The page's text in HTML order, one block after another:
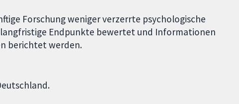
Forschung weniger verzerrte psychologische
Endpunkte bewertet und Informationen
berichtet werden.